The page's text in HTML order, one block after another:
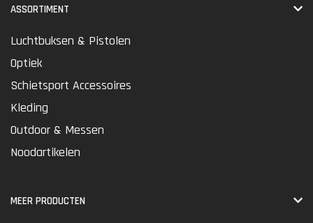
ASSORTIMENT
Luchtbuksen & Pistolen
Optiek
Schietsport Accessoires
Kleding
Outdoor & Messen
Noodartikelen
MEER PRODUCTEN